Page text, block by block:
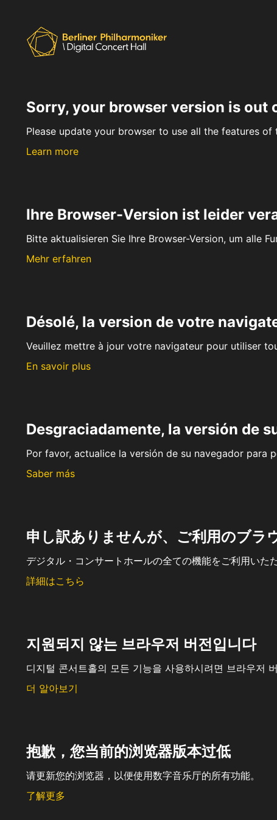
Sorry, your browser version is out
Please update your browser to use all the features
Learn more
Ihre Browser-Version ist leider
Bitte aktualisieren Sie Ihre Browser-Version, um alle
Mehr erfahren
Désolé, la version de votre
Veuillez mettre à jour votre navigateur pour utiliser
En savoir plus
Desgraciadamente, la versión de
Por favor, actualice la versión de su navegador
Saber más
申し訳ありませんが、ご利用のブラ
デジタル・コンサートホールの全ての機能をご利用いた
詳細はこちら
지원되지 않는 브라우저 버전입니다
디지털 콘서트홀의 모든 기능을 사용하시려면 브라우저
더 알아보기
抱歉，您当前的浏览器版本过低
请更新您的浏览器，以便使用数字音乐厅的所有功能。
了解更多